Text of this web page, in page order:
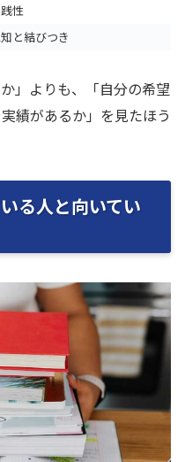
性
と結びつき
」よりも、「自分の希望
績があるか」を見たほう
る人と向いてい